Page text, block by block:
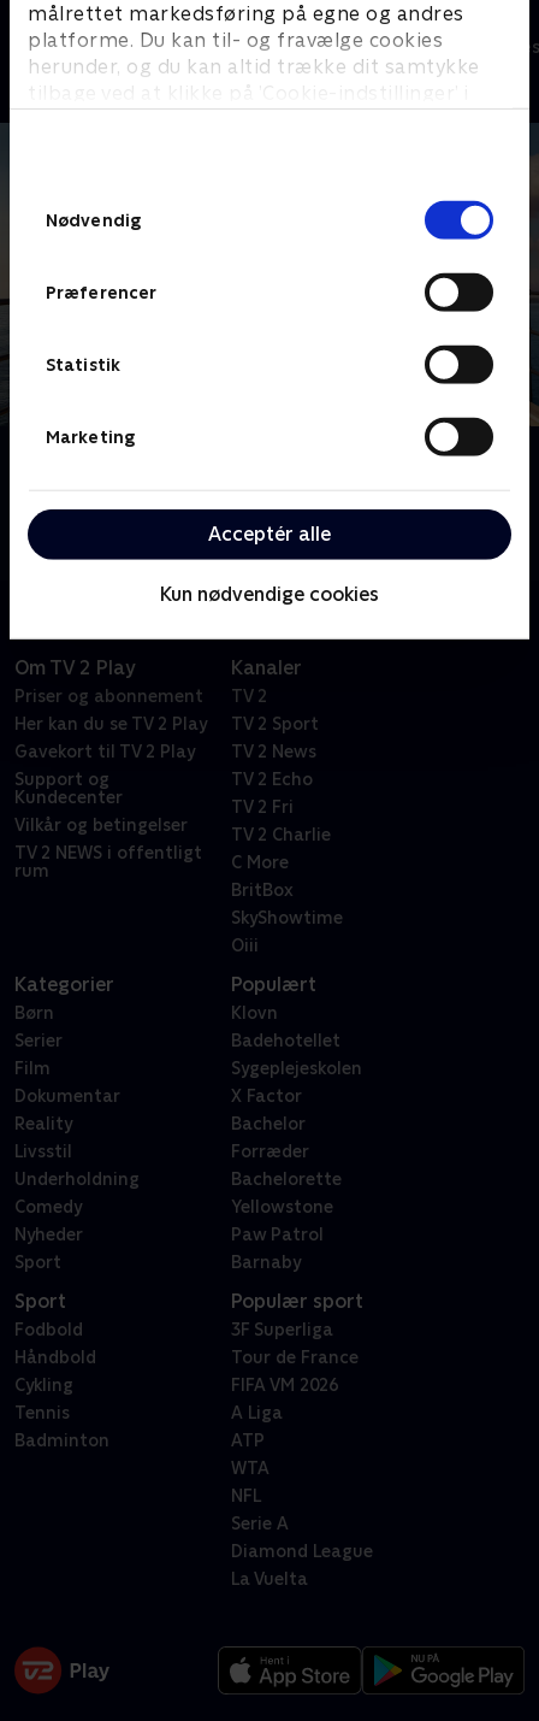
målrettet markedsføring på egne og andres
platforme. Du kan til- og fravælge cookies
herunder, og du kan altid trække dit samtykke
tilbage ved at klikke på ’Cookie-indstillinger’ i
Nødvendig
Præferencer
Statistik
Marketing
Acceptér alle
Kun nødvendige cookies
Klovn
Komedie • 11 sæsoner
Sølykken
Komedie • 4
komedieserie handler om fire venner, der kæmper
med livet i en villa og som forældre.
Om TV 2 Play
Priser og abonnement
Her kan du se TV 2 Play
Gavekort til TV 2 Play
Support og
Kundecenter
Vilkår og betingelser
TV 2 NEWS i offentligt
rum
Kanaler
TV 2
TV 2 Sport
TV 2 News
TV 2 Echo
TV 2 Fri
TV 2 Charlie
C More
BritBox
SkyShowtime
Oiii
Kategorier
Børn
Serier
Film
Dokumentar
Reality
Livsstil
Underholdning
Comedy
Nyheder
Sport
Populært
Klovn
Badehotellet
Sygeplejeskolen
X Factor
Bachelor
Forræder
Bachelorette
Yellowstone
Paw Patrol
Barnaby
Sport
Fodbold
Håndbold
Cykling
Tennis
Badminton
Populær sport
3F Superliga
Tour de France
FIFA VM 2026
A Liga
ATP
WTA
NFL
Serie A
Diamond League
La Vuelta